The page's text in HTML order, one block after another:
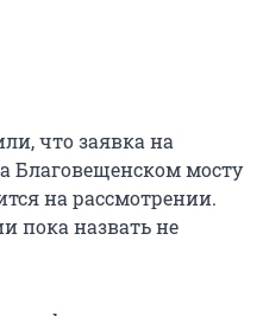
что заявка на
Благовещенском мосту
на рассмотрении.
пока назвать не